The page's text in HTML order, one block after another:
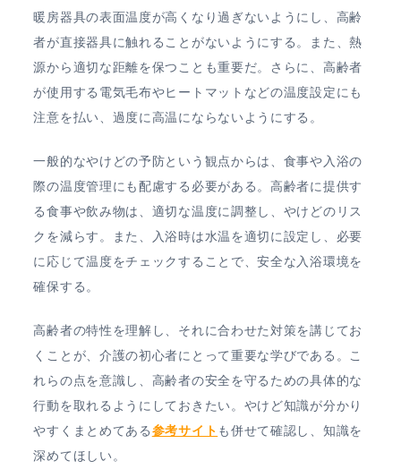
暖房器具の表面温度が高くなり過ぎないようにし、高齢
者が直接器具に触れることがないようにする。また、熱
源から適切な距離を保つことも重要だ。さらに、高齢者
が使用する電気毛布やヒートマットなどの温度設定にも
注意を払い、過度に高温にならないようにする。
一般的なやけどの予防という観点からは、食事や入浴の
際の温度管理にも配慮する必要がある。高齢者に提供す
る食事や飲み物は、適切な温度に調整し、やけどのリス
クを減らす。また、入浴時は水温を適切に設定し、必要
に応じて温度をチェックすることで、安全な入浴環境を
確保する。
高齢者の特性を理解し、それに合わせた対策を講じてお
くことが、介護の初心者にとって重要な学びである。こ
れらの点を意識し、高齢者の安全を守るための具体的な
行動を取れるようにしておきたい。やけど知識が分かり
やすくまとめてある参考サイト も併せて確認し、知識を
深めてほしい。